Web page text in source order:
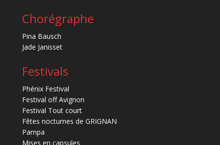
Chorégraphe
Pina Bausch
Jade Janisset
Festivals
Phénix Festival
Festival off Avignon
Festival Tout court
Fêtes nocturnes de GRIGNAN
Pampa
Mises en capsules